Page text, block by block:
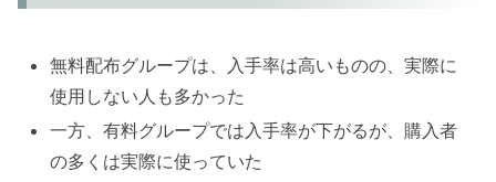
無料配布グループは、入手率は高いものの、実際に
使用しない人も多かった
一方、有料グループでは入手率が下がるが、購入者
の多くは実際に使っていた